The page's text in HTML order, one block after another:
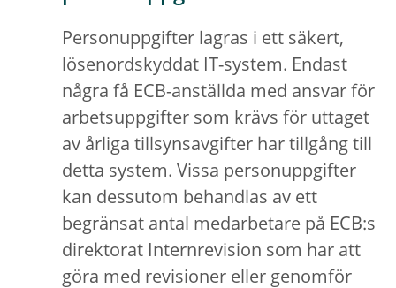
Personuppgifter lagras i ett säkert,
lösenordskyddat IT-system. Endast
några få ECB-anställda med ansvar för
arbetsuppgifter som krävs för uttaget
av årliga tillsynsavgifter har tillgång till
detta system. Vissa personuppgifter
kan dessutom behandlas av ett
begränsat antal medarbetare på ECB:s
direktorat Internrevision som har att
göra med revisioner eller genomför